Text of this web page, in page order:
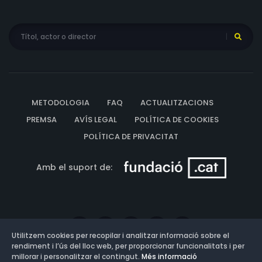
METODOLOGIA FAQ
ACTUALITZACIONS
PREMSA
AVÍS LEGAL
POLÍTICA DE COOKIES
POLÍTICA DE PRIVACITAT
Amb el suport de:
Utilitzem cookies per recopilar i analitzar informació sobre el
rendiment i l’ús del lloc web, per proporcionar funcionalitats i per
millorar i personalitzar el contingut. Més informació